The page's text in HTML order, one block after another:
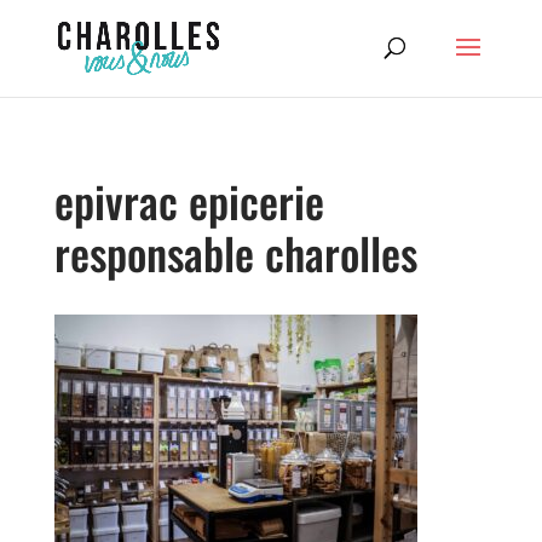
epivrac epicerie
responsable charolles